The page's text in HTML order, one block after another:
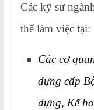
Các kỹ sư
thể làm việc tại:
Các cơ
dựng cấp
dựng, Kế